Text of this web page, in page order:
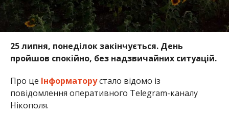
25 липня, понеділок закінчується. День
пройшов спокійно, без надзвичайних ситуацій.
Про це Інформаторустало відомо із
повідомлення оперативного Telegram-каналу
Нікополя.